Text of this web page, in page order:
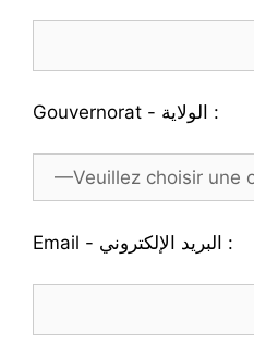
Gouvernorat - الولاية :
Email - البريد الإلكتروني :